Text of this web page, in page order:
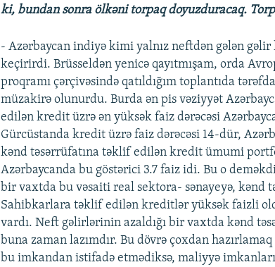
ki, bundan sonra ölkəni torpaq doyuzduracaq.
- Azərbaycan indiyə kimi yalnız neftdən gələn gəlir
keçirirdi. Brüsseldən yenicə qayıtmışam, orda
proqramı çərçivəsində qatıldığım toplantıda
müzakirə olunurdu. Burda ən pis vəziyyət
edilən kredit üzrə ən yüksək faiz dərəcəsi
Gürcüstanda kredit üzrə faiz dərəcəsi 14-dür,
kənd təsərrüfatına təklif edilən kredit ümumi
Azərbaycanda bu göstərici 3.7 faiz idi. Bu o
bir vaxtda bu vəsaiti real sektora- sənayeyə, kənd
Sahibkarlara təklif edilən kreditlər yüksək faizli
vardı. Neft gəlirlərinin azaldığı bir vaxtda kənd
buna zaman lazımdır. Bu dövrə çoxdan
bu imkandan istifadə etmədiksə, maliyyə